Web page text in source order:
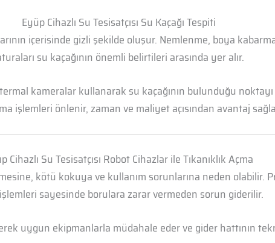
Eyüp Cihazlı Su Tesisatçısı Su Kaçağı Tespiti
içerisinde gizli şekilde oluşur. Nemlenme, boya
su kaçağının önemli belirtileri arasında yer alır.
kameralar kullanarak su kaçağının bulunduğu
işlemleri önlenir, zaman ve maliyet açısından avantaj
Cihazlı Su Tesisatçısı Robot Cihazlar ile Tıkanıklık Açma
kötü kokuya ve kullanım sorunlarına neden olabilir.
sayesinde borulara zarar vermeden sorun giderilir.
uygun ekipmanlarla müdahale eder ve gider hattının